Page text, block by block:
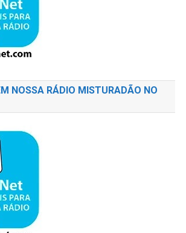
NOSSA RÁDIO MISTURADÃO NO